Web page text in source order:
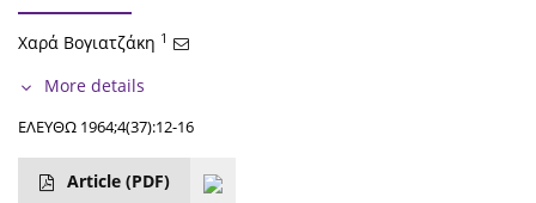
Χαρά Βογιατζάκη 1
More details
ΕΛΕΥΘΩ 1964;4(37):12-16
Article (PDF)